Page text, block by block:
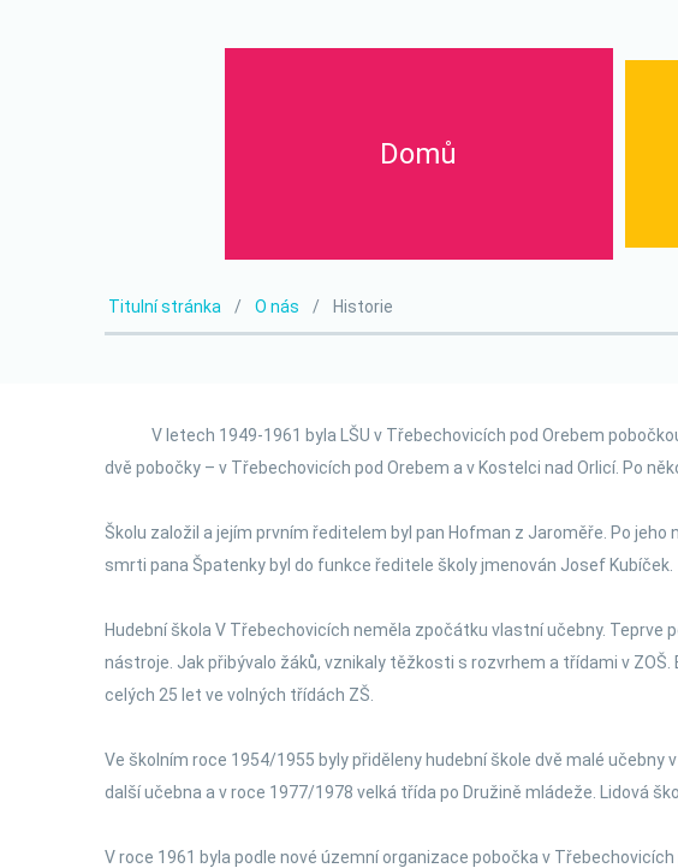
Domů
Co,
Titulní stránka O nás Historie
V letech 1949-1961 byla LŠU v Třebechovicích pod Orebem pobočkou
dvě pobočky – v Třebechovicích pod Orebem a v Kostelci nad Orlicí. Po
Školu založil a jejím prvním ředitelem byl pan Hofman z Jaroměře. Po
smrti pana Špatenky byl do funkce ředitele školy jmenován Josef Kubíček.
Hudební škola V Třebechovicích neměla zpočátku vlastní učebny. Teprve
nástroje. Jak přibývalo žáků, vznikaly těžkosti s rozvrhem a třídami v
celých 25 let ve volných třídách ZŠ.
Ve školním roce 1954/1955 byly přiděleny hudební škole dvě malé
další učebna a v roce 1977/1978 velká třída po Družině mládeže. Lidová
V roce 1961 byla podle nové územní organizace pobočka v